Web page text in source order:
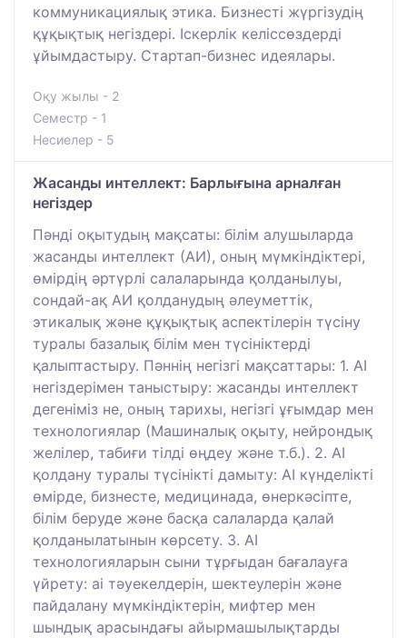
коммуникациялық этика. Бизнесті жүргізудің
құқықтық негіздері. Іскерлік келіссөздерді
ұйымдастыру. Стартап-бизнес идеялары.
Оқу жылы - 2
Семестр - 1
Несиелер - 5
Жасанды интеллект: Барлығына арналған
негіздер
Пәнді оқытудың мақсаты: білім алушыларда
жасанды интеллект (АИ), оның мүмкіндіктері,
өмірдің әртүрлі салаларында қолданылуы,
сондай-ақ АИ қолданудың әлеуметтік,
этикалық және құқықтық аспектілерін түсіну
туралы базалық білім мен түсініктерді
қалыптастыру. Пәннің негізгі мақсаттары: 1. AI
негіздерімен таныстыру: жасанды интеллект
дегеніміз не, оның тарихы, негізгі ұғымдар мен
технологиялар (Машиналық оқыту, нейрондық
желілер, табиғи тілді өңдеу және т.б.). 2. AI
қолдану туралы түсінікті дамыту: AI күнделікті
өмірде, бизнесте, медицинада, өнеркәсіпте,
білім беруде және басқа салаларда қалай
қолданылатынын көрсету. 3. AI
технологияларын сыни тұрғыдан бағалауға
үйрету: ai тәуекелдерін, шектеулерін және
пайдалану мүмкіндіктерін, мифтер мен
шындық арасындағы айырмашылықтарды